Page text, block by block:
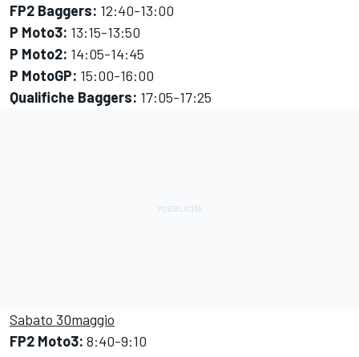
FP2 Baggers: 12:40-13:00
P Moto3: 13:15-13:50
P Moto2: 14:05-14:45
P MotoGP: 15:00-16:00
Qualifiche Baggers: 17:05-17:25
Sabato 30maggio
FP2 Moto3: 8:40-9:10